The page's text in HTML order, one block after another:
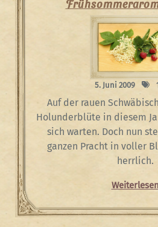
5. Juni 2009
Auf der rauen
Holunderblüte in diesem
sich warten. Doch nun
ganzen Pracht in voller
herrlich.
Weiterlesen